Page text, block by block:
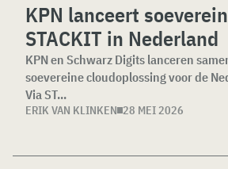
KPN lanceert
STACKIT in Nederland
KPN en Schwarz Digits lanceren
soevereine cloudoplossing voor de
Via ST...
ERIK VAN KLINKEN 28 MEI 2026